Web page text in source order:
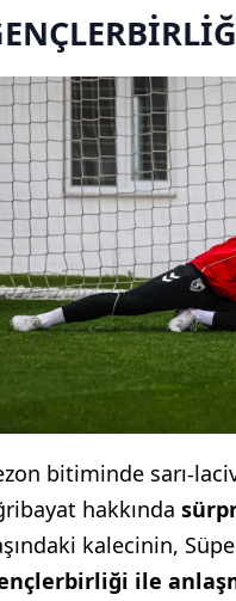
bitiminde sarı-
hakkında
kalecinin,
ile